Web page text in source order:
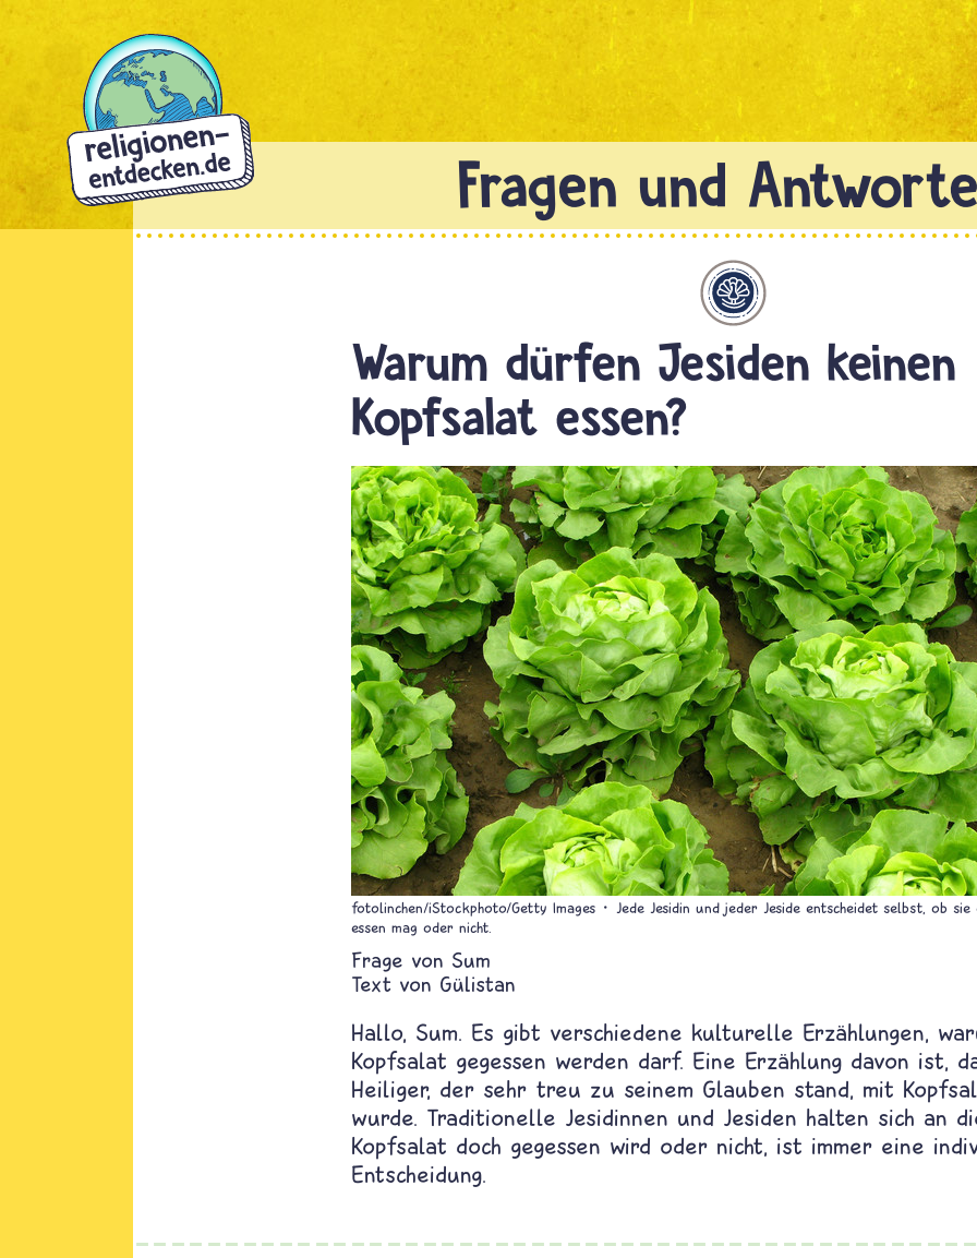
Direkt
Warum dürfen Jesiden keinen
Kopfsalat essen?
fotolinchen/iStockphoto/Getty Images
Jede Jesidin und jeder Jeside entscheidet selbst, ob
essen mag oder nicht.
Sum
Text von Gülistan
Hallo, Sum. Es gibt verschiedene kulturelle Erzählungen,
Kopfsalat gegessen werden darf. Eine Erzählung davon ist,
Heiliger, der sehr treu zu seinem Glauben stand, mit
wurde. Traditionelle Jesidinnen und Jesiden halten sich an
Kopfsalat doch gegessen wird oder nicht, ist immer eine
Entscheidung.